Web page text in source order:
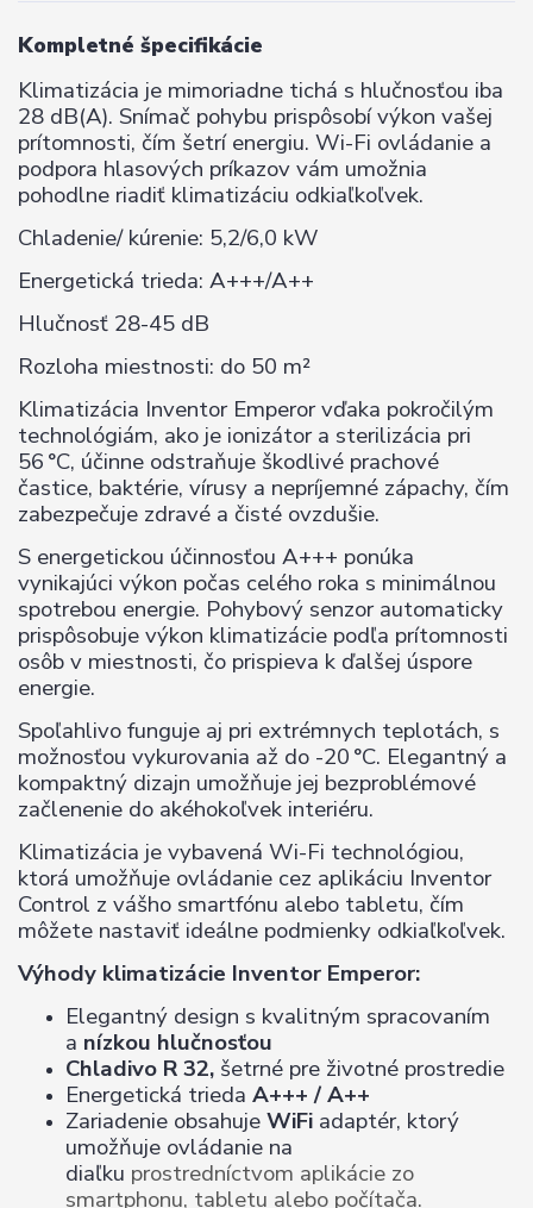
Kompletné špecifikácie
Klimatizácia je mimoriadne tichá s hlučnosťou iba
28 dB(A). Snímač pohybu prispôsobí výkon vašej
prítomnosti, čím šetrí energiu. Wi-Fi ovládanie a
podpora hlasových príkazov vám umožnia
pohodlne riadiť klimatizáciu odkiaľkoľvek.
Chladenie/ kúrenie: 5,2/6,0 kW
Energetická trieda: A+++/A++
Hlučnosť 28-45 dB
Rozloha miestnosti: do 50 m²
Klimatizácia Inventor Emperor vďaka pokročilým
technológiám, ako je ionizátor a sterilizácia pri
56 °C, účinne odstraňuje škodlivé prachové
častice, baktérie, vírusy a nepríjemné zápachy, čím
zabezpečuje zdravé a čisté ovzdušie.
S energetickou účinnosťou A+++ ponúka
vynikajúci výkon počas celého roka s minimálnou
spotrebou energie. Pohybový senzor automaticky
prispôsobuje výkon klimatizácie podľa prítomnosti
osôb v miestnosti, čo prispieva k ďalšej úspore
energie.
Spoľahlivo funguje aj pri extrémnych teplotách, s
možnosťou vykurovania až do -20 °C. Elegantný a
kompaktný dizajn umožňuje jej bezproblémové
začlenenie do akéhokoľvek interiéru.
Klimatizácia je vybavená Wi-Fi technológiou,
ktorá umožňuje ovládanie cez aplikáciu Inventor
Control z vášho smartfónu alebo tabletu, čím
môžete nastaviť ideálne podmienky odkiaľkoľvek.
Výhody klimatizácie Inventor Emperor:
Elegantný design s kvalitným spracovaním
a nízkou hlučnosťou
Chladivo R 32, šetrné pre životné prostredie
Energetická trieda A+++ / A++
Zariadenie obsahujeWiFi adaptér, ktorý
umožňuje ovládanie na
diaľku prostredníctvom aplikácie zo
smartphonu, tabletu alebo počítača.